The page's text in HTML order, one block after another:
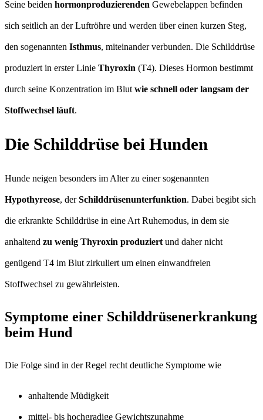
Seine beiden hormonproduzierenden Gewebelappen befinden
sich seitlich an der Luftröhre und werden über einen kurzen Steg,
den sogenannten Isthmus, miteinander verbunden. Die Schilddrüse
produziert in erster Linie Thyroxin (T4). Dieses Hormon bestimmt
durch seine Konzentration im Blut wie schnell oder langsam der
Stoffwechsel läuft.
Die Schilddrüse bei Hunden
Hunde neigen besonders im Alter zu einer sogenannten
Hypothyreose, derSchilddrüsenunterfunktion. Dabei begibt sich
die erkrankte Schilddrüse in eine Art Ruhemodus, in dem sie
anhaltend zu wenig Thyroxin produziert und daher nicht
genügend T4 im Blut zirkuliert um einen einwandfreien
Stoffwechsel zu gewährleisten.
Symptome einer Schilddrüsenerkrankung
beim Hund
Die Folge sind in der Regel recht deutliche Symptome wie
anhaltende Müdigkeit
mittel- bis hochgradige Gewichtszunahme